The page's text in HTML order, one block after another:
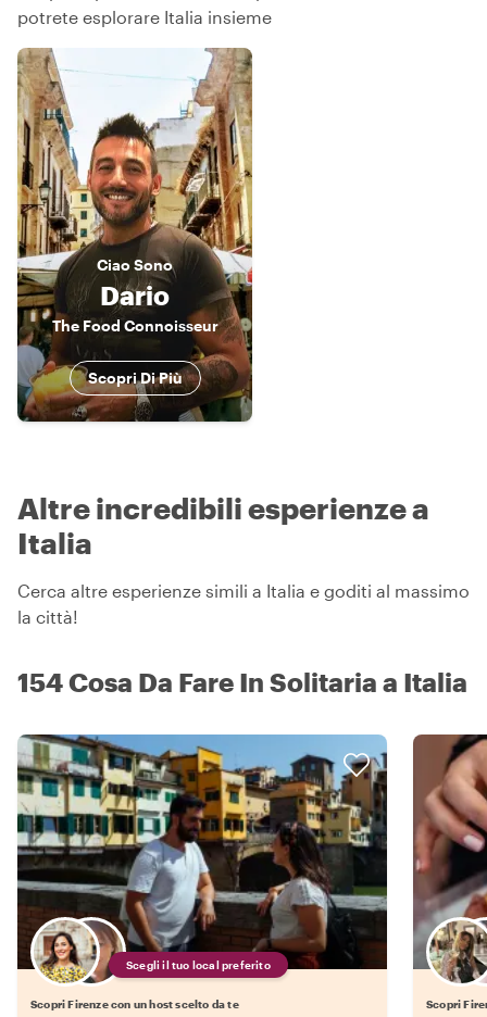
potrete esplorare Italia insieme
CiaoSono
Dario
The Food Connoisseur
Scopri Di Più
Altre incredibili esperienze a
Italia
Cerca altre esperienze simili a Italia e goditi al massimo
la città!
154 Cosa Da Fare In Solitaria a Italia
Scegli il tuo local preferito
Scopri Firenze con un host scelto da te Scopri